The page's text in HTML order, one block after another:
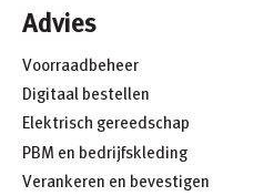
Advies
Voorraadbeheer
Digitaal bestellen
Elektrisch gereedschap
PBM en bedrijfskleding
Verankeren en bevestigen